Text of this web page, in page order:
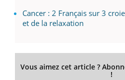
Cancer : 2 Français sur 3
et de la relaxation
Vous aimez cet article ?
!